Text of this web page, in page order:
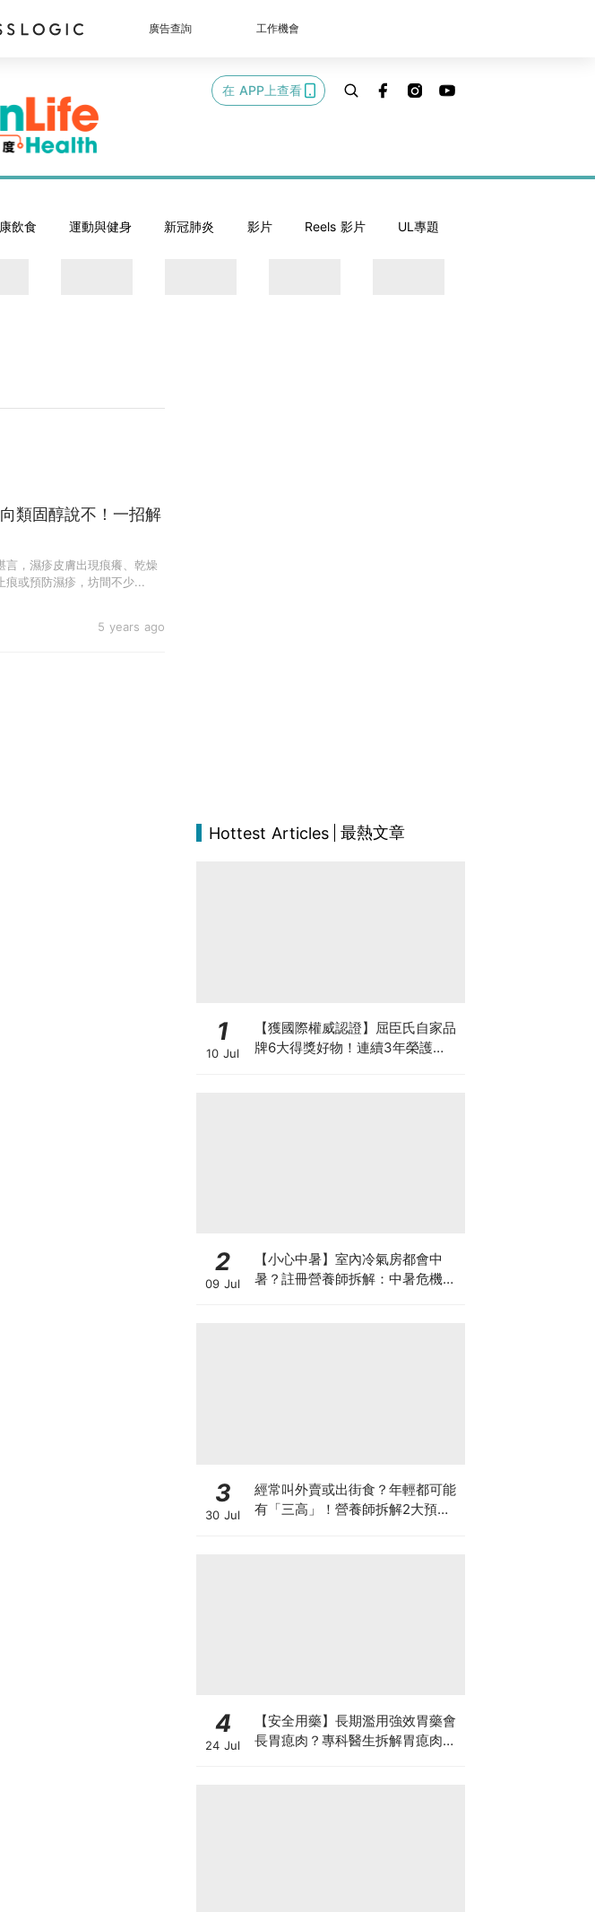
廣告查詢 工作機會
在 APP上查看
飲食 運動與健身 新冠肺炎 影片 Reels 影片 UL專題
5 years ago
類固醇說不！一招解
言，濕疹皮膚出現痕癢、乾燥
痕或預防濕疹，坊間不少...
Hottest Articles 最熱文章
1
10 Jul
【獲國際權威認證】屈臣氏自家品
牌6大得獎好物！連續3年榮護
2
09 Jul
【小心中暑】室內冷氣房都會中
暑？註冊營養師拆解：中暑危機及
3
30 Jul
經常叫外賣或出街食？年輕都可能
有「三高」！營養師拆解2大預防
4
24 Jul
【安全用藥】長期濫用強效胃藥會
長胃瘜肉？專科醫生拆解胃瘜肉癌